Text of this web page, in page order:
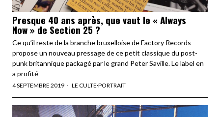
Presque 40 ans après, que vaut le « Always
Now » de Section 25 ?
Ce qu’il reste de la branche bruxelloise de Factory Records
propose un nouveau pressage de ce petit classique du post-
punk britannique packagé par le grand Peter Saville. Le label en
a profité
4 SEPTEMBRE 2019 LE CULTE·PORTRAIT